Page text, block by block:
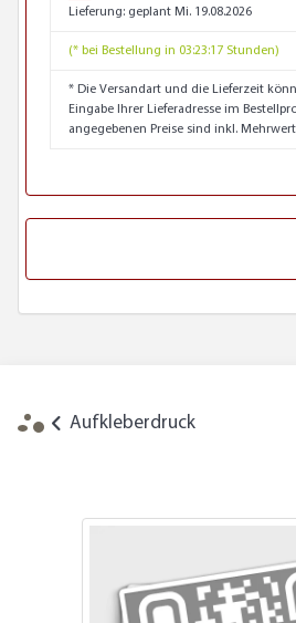
Lieferung: geplant Mi. 19.08.2026
(* bei Bestellung in 03:23:16 Stunden)
* Die Versandart und die Lieferzeit
Eingabe Ihrer Lieferadresse im
angegebenen Preise sind inkl.
Aufkleberdruck